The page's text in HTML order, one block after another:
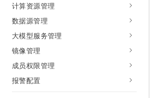
计算资源管理
数据源管理
大模型服务管理
镜像管理
成员权限管理
报警配置
存储
网络与CDN
安全
中间件
现代化应用
安全
网络
可观测
上云与迁云